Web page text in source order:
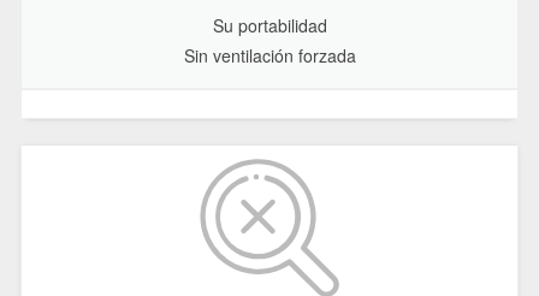
Su portabilidad
Sin ventilación forzada